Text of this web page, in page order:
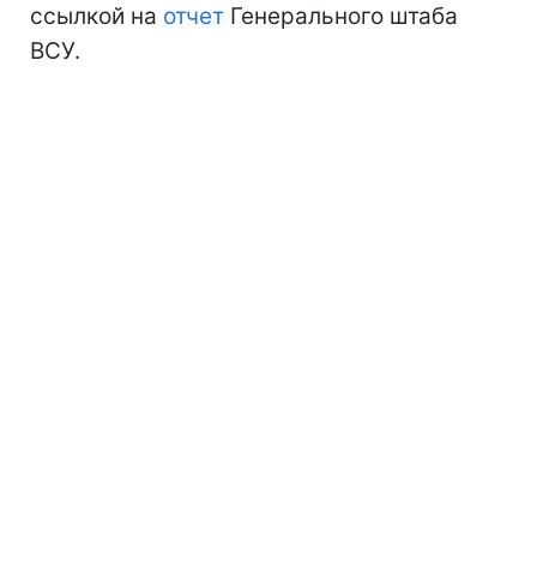
ссылкой на отчет Генерального штаба
ВСУ.